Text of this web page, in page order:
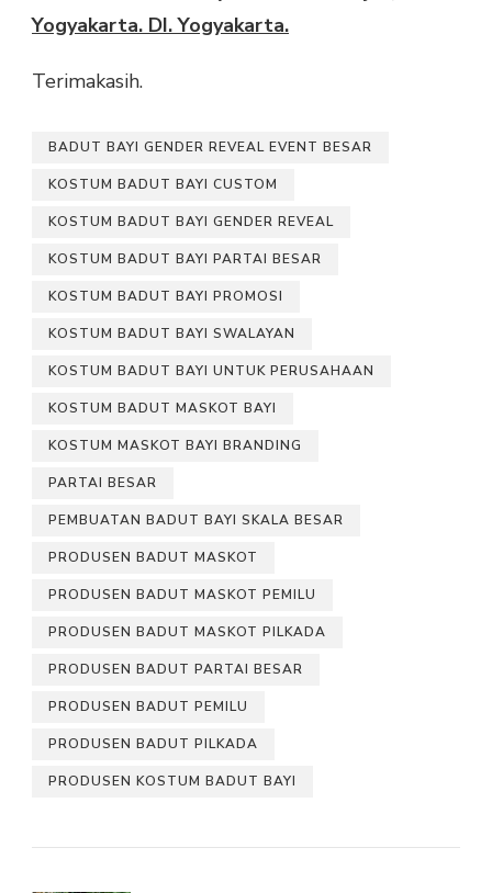
Yogyakarta. DI. Yogyakarta.
Terimakasih.
BADUT BAYI GENDER REVEAL EVENT BESAR
KOSTUM BADUT BAYI CUSTOM
KOSTUM BADUT BAYI GENDER REVEAL
KOSTUM BADUT BAYI PARTAI BESAR
KOSTUM BADUT BAYI PROMOSI
KOSTUM BADUT BAYI SWALAYAN
KOSTUM BADUT BAYI UNTUK PERUSAHAAN
KOSTUM BADUT MASKOT BAYI
KOSTUM MASKOT BAYI BRANDING
PARTAI BESAR
PEMBUATAN BADUT BAYI SKALA BESAR
PRODUSEN BADUT MASKOT
PRODUSEN BADUT MASKOT PEMILU
PRODUSEN BADUT MASKOT PILKADA
PRODUSEN BADUT PARTAI BESAR
PRODUSEN BADUT PEMILU
PRODUSEN BADUT PILKADA
PRODUSEN KOSTUM BADUT BAYI